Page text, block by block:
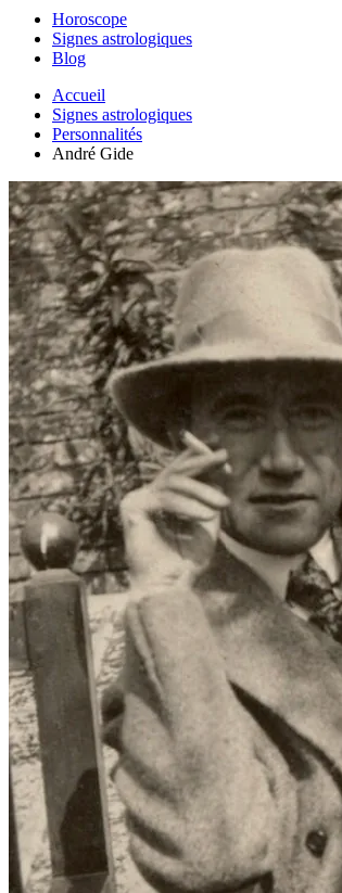
Horoscope
Signes astrologiques
Blog
Accueil
Signes astrologiques
Personnalités
André Gide